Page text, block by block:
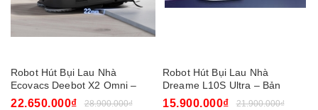
Robot Hút Bụi Lau Nhà
Ecovacs Deebot X2 Omni –
Bản Quốc Tế
22.650.000₫ 28.900.000₫
Robot Hút Bụi Lau Nhà
Dreame L10S Ultra – Bản
Quốc Tế
15.900.000₫ 21.900.000₫